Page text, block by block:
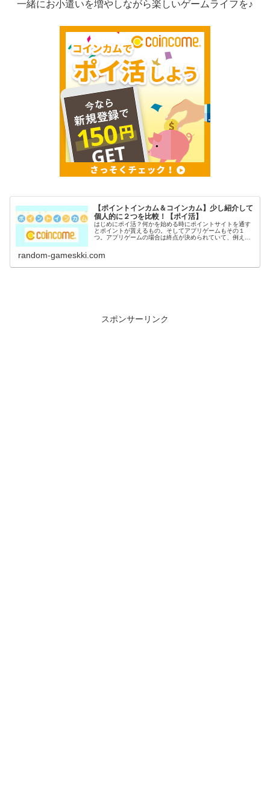
一緒にお小遣いを増やしながら楽しいゲームライフを♪
【ポイントインカム＆コインカム】少し紹介して
個人的に２つを比較！【ポイ活】
はじめにポイ活？何かを始める時にポイントサイトを通す
とポイントが貰えるもの。そしてアプリゲームもその１
つ。アプリゲームの場合は終点が決められていて、例えば
random-gameskki.com
スポンサーリンク